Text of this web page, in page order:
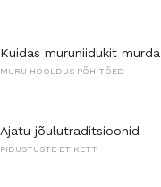
Kuidas muruniidukit murda
MURU HOOLDUS PÕHITÕED
Ajatu jõulutraditsioonid
PIDUSTUSTE ETIKETT